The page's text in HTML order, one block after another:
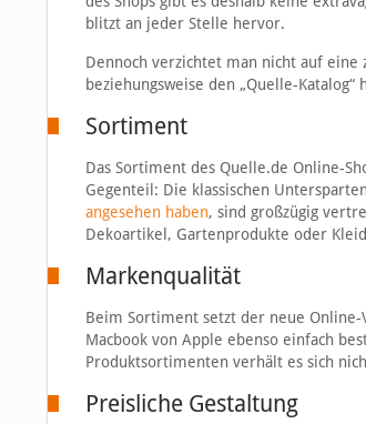
blitzt an jeder Stelle hervor.
Dennoch verzichtet man nicht auf
beziehungsweise den „Quelle-
Sortiment
Das Sortiment des Quelle.de Online-
Gegenteil: Die klassischen
angesehen haben, sind großzügig
Dekoartikel, Gartenprodukte oder
Markenqualität
Beim Sortiment setzt der neue
Macbook von Apple ebenso einfach
Produktsortimenten verhält es sich
Preisliche Gestaltung